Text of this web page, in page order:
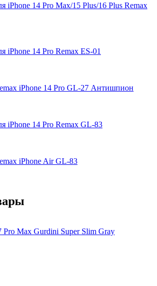
iPhone 14 Pro Max/15 Plus/16 Plus Remax
iPhone 14 Pro Remax ES-01
iPhone 14 Pro GL-27 Антишпион
iPhone 14 Pro Remax GL-83
iPhone Air GL-83
Pro Max Gurdini Super Slim Gray